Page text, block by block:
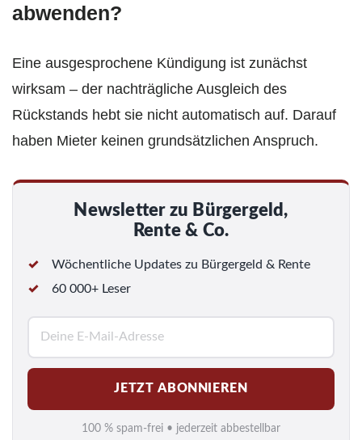
abwenden?
Eine ausgesprochene Kündigung ist zunächst
wirksam – der nachträgliche Ausgleich des
Rückstands hebt sie nicht automatisch auf. Darauf
haben Mieter keinen grundsätzlichen Anspruch.
Newsletter zu Bürgergeld,
Rente & Co.
Wöchentliche Updates zu Bürgergeld & Rente
60 000+ Leser
M
a
i
l
JETZT ABONNIEREN
100 % spam-frei • jederzeit abbestellbar